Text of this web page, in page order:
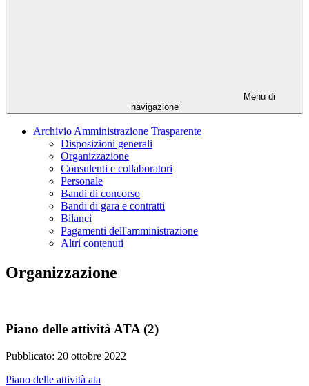
Menu di
navigazione
Archivio Amministrazione Trasparente
Disposizioni generali
Organizzazione
Consulenti e collaboratori
Personale
Bandi di concorso
Bandi di gara e contratti
Bilanci
Pagamenti dell'amministrazione
Altri contenuti
Organizzazione
Piano delle attività ATA (2)
Pubblicato: 20 ottobre 2022
Piano delle attività ata